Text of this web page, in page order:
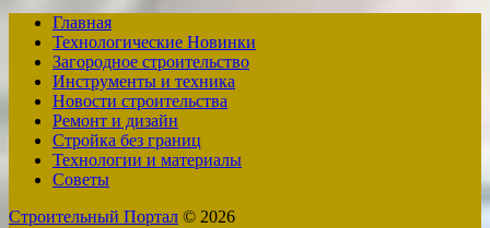
Главная
Технологические Новинки
Загородное строительство
Инструменты и техника
Новости строительства
Ремонт и дизайн
Стройка без границ
Технологии и материалы
Советы
Строительный Портал © 2026